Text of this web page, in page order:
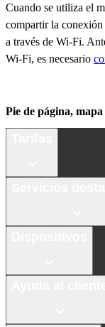
Cuando se utiliza el
compartir la
a través de Wi-Fi.
Wi-Fi, es necesario
Pie de página,